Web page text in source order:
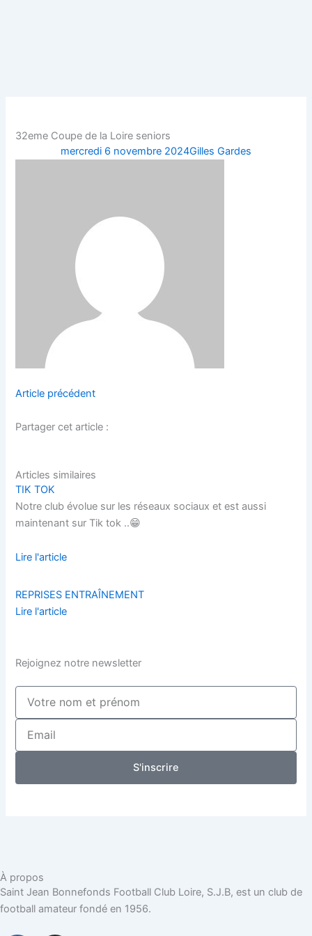
32eme Coupe de la Loire seniors
mercredi 6 novembre 2024Gilles Gardes
Article précédent
Partager cet article :
Articles similaires
TIK TOK
Notre club évolue sur les réseaux sociaux et est aussi
maintenant sur Tik tok ..😁
Lire l'article
REPRISES ENTRAÎNEMENT
Lire l'article
Rejoignez notre newsletter
complet
S'inscrire
À propos
Saint Jean Bonnefonds Football Club Loire, S.J.B, est un club de
football amateur fondé en 1956.